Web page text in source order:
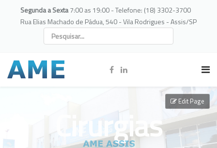
Segunda a Sexta7:00 as 19:00 - Telefone: (18) 3302-3700
Rua Elias Machado de Pádua, 540 - Vila Rodrigues - Assis/SP
Cirurgias
Edit Page